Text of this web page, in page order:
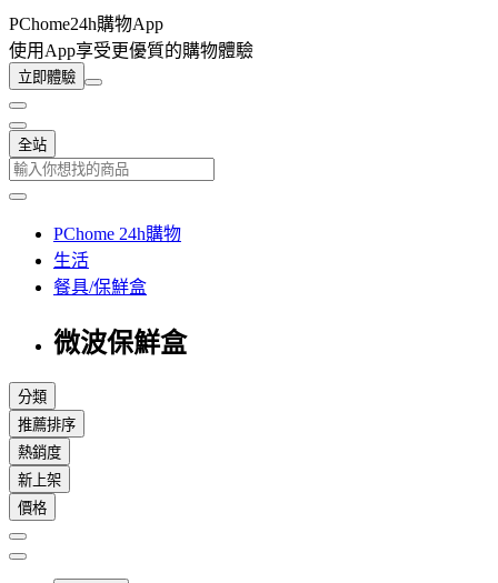
PChome24h購物App
使用App享受更優質的購物體驗
立即體驗
全站
PChome 24h購物
生活
餐具/保鮮盒
微波保鮮盒
分類
推薦排序
熱銷度
新上架
價格